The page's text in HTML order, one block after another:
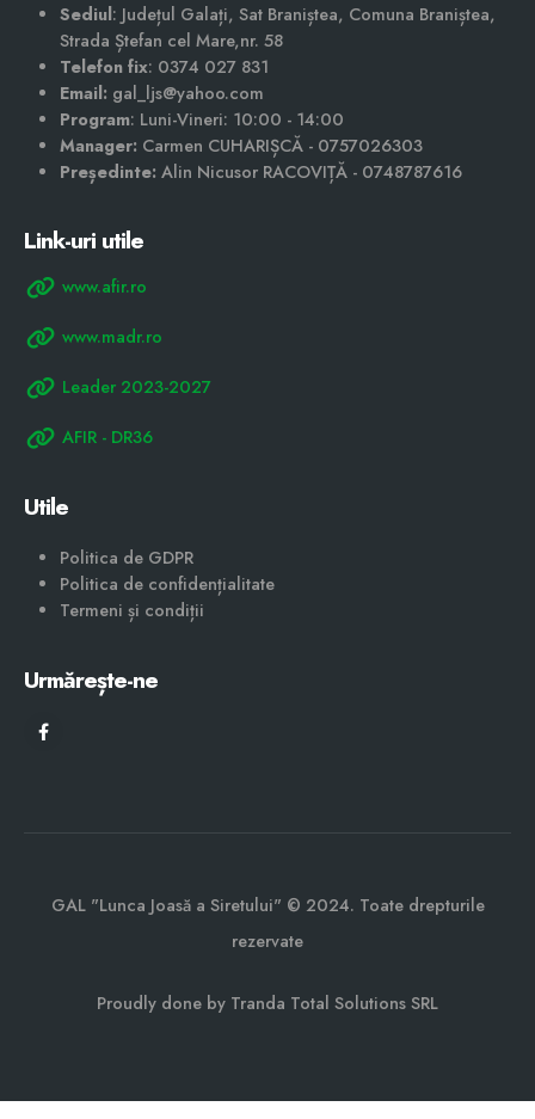
Sediul: Județul Galați, Sat Braniștea, Comuna Braniștea,
Strada Ștefan cel Mare,nr. 58
Telefon fix: 0374 027 831
Email: gal_ljs@yahoo.com
Program: Luni-Vineri: 10:00 - 14:00
Manager: Carmen CUHARIȘCĂ - 0757026303
Președinte: Alin Nicusor RACOVIȚĂ - 0748787616
Link-uri utile
www.afir.ro
www.madr.ro
Leader 2023-2027
AFIR - DR36
Utile
Politica de GDPR
Politica de confidențialitate
Termeni și condiții
Urmărește-ne
GAL "Lunca Joasă a Siretului" © 2024. Toate drepturile
rezervate
Proudly done by Tranda Total Solutions SRL